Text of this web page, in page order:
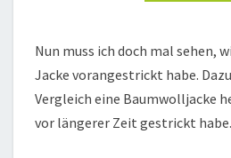
Nun muss ich doch mal sehen,
Jacke vorangestrickt habe.
Vergleich eine Baumwolljacke
vor längerer Zeit gestrickt habe.